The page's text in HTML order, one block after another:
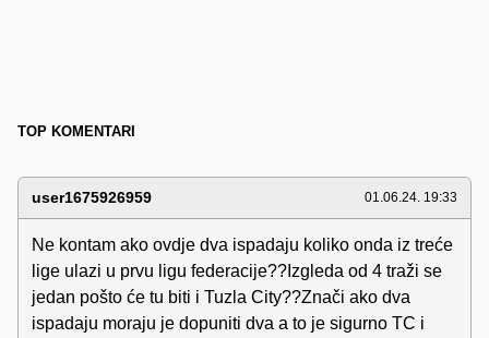
TOP KOMENTARI
user1675926959 01.06.24. 19:33
Ne kontam ako ovdje dva ispadaju koliko onda iz treće
lige ulazi u prvu ligu federacije??Izgleda od 4 traži se
jedan pošto će tu biti i Tuzla City??Znači ako dva
ispadaju moraju je dopuniti dva a to je sigurno TC i